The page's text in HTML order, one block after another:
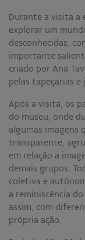
Durante a visita a
explorar um
desconhecidas,
importante
criado por Ana
pelas tapeçarias e
Após a visita, os
do museu, onde
algumas imagens
transparente,
em relação a
demais grupos.
coletiva e
a reminiscência
assim, com
própria ação.